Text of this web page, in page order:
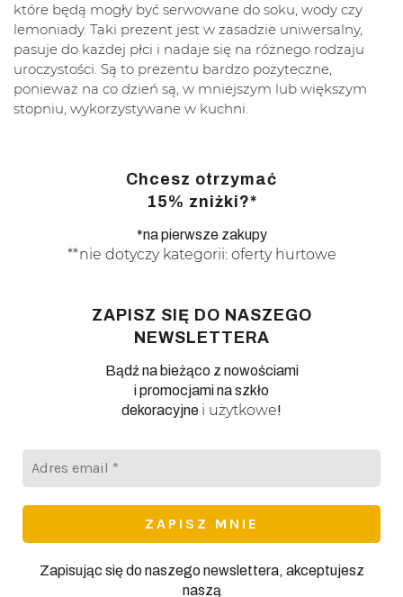
które będą mogły być serwowane do soku, wody czy
lemoniady. Taki prezent jest w zasadzie uniwersalny,
pasuje do każdej płci i nadaje się na różnego rodzaju
uroczystości. Są to prezentu bardzo pożyteczne,
ponieważ na co dzień są, w mniejszym lub większym
stopniu, wykorzystywane w kuchni.
Chcesz otrzymać
15% zniżki?*
*na pierwsze zakupy
**nie dotyczy kategorii: oferty hurtowe
ZAPISZ SIĘ DO NASZEGO
NEWSLETTERA
Bądź na bieżąco z nowościami
i promocjami na szkło
dekoracyjne i użytkowe!
Zapisując się do naszego newslettera, akceptujesz
naszą